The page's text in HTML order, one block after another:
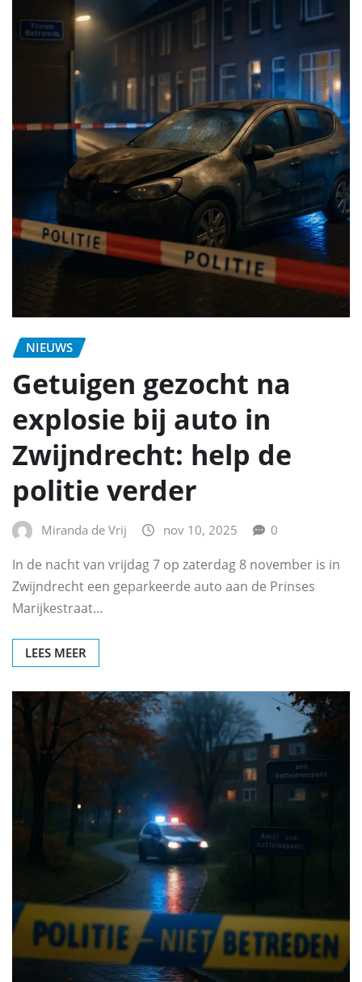
NIEUWS
Getuigen gezocht na
explosie bij auto in
Zwijndrecht: help de
politie verder
Miranda de Vrij nov 10, 2025 0
In de nacht van vrijdag 7 op zaterdag 8 november is in
Zwijndrecht een geparkeerde auto aan de Prinses
Marijkestraat…
LEES MEER